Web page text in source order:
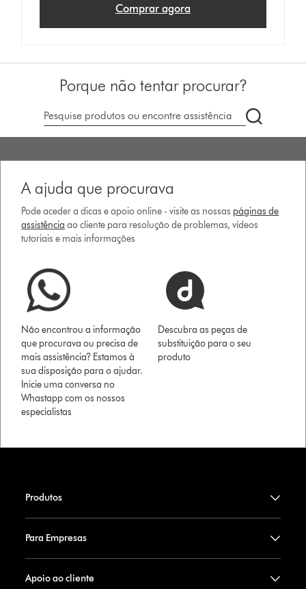
Comprar agora
Porque não tentar procurar?
Pesquisar
em
A ajuda que procurava
Pode aceder a dicas e apoio online - visite as nossas páginas de
assistência ao cliente para resolução de problemas, vídeos
tutoriais e mais informações
Não encontrou a informação
que procurava ou precisa de
mais assistência? Estamos à
sua disposição para o ajudar.
Inicie uma conversa no
Whastapp com os nossos
especialistas
Descubra as peças de
substituição para o seu
produto
Produtos
Para Empresas
Apoio ao cliente